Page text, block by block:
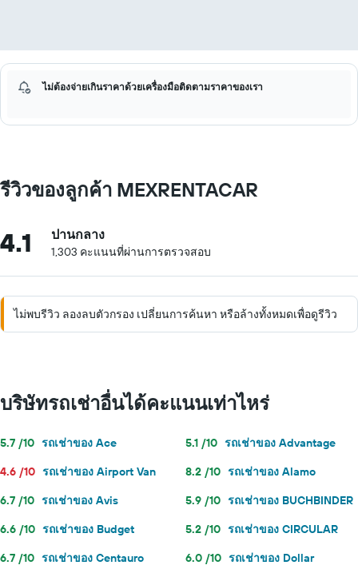
ไม่ต้องจ่ายเกินราคาด้วยเครื่องมือติดตามราคาของเรา
รีวิวของลูกค้า MEXRENTACAR
4.1 ปานกลาง
1,303 คะแนนที่ผ่านการตรวจสอบ
ไม่พบรีวิว ลองลบตัวกรอง เปลี่ยนการค้นหา หรือล้างทั้งหมดเพื่อดูรีวิว
บริษัทรถเช่าอื่นได้คะแนนเท่าไหร่
5.7 /10 รถเช่าของ Ace 5.1 /10 รถเช่าของ Advantage
4.6 /10 รถเช่าของ Airport Van 8.2 /10 รถเช่าของ Alamo
6.7 /10 รถเช่าของ Avis 5.9 /10 รถเช่าของ BUCHBINDER
6.6 /10 รถเช่าของ Budget 5.2 /10 รถเช่าของ CIRCULAR
6.7 /10 รถเช่าของ Centauro 6.0 /10 รถเช่าของ Dollar